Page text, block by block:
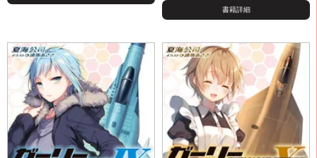
書籍詳細